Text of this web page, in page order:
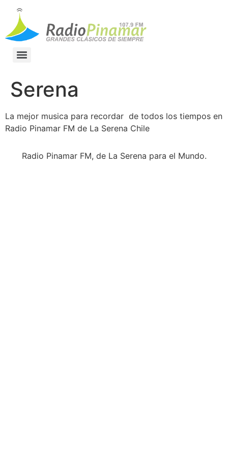
Los mejores clasicos
del recuerdo en
Pinamar FM La
Serena
La mejor musica para recordar de todos los tiempos en
Radio Pinamar FM de La Serena Chile
Radio Pinamar FM, de La Serena para el Mundo.